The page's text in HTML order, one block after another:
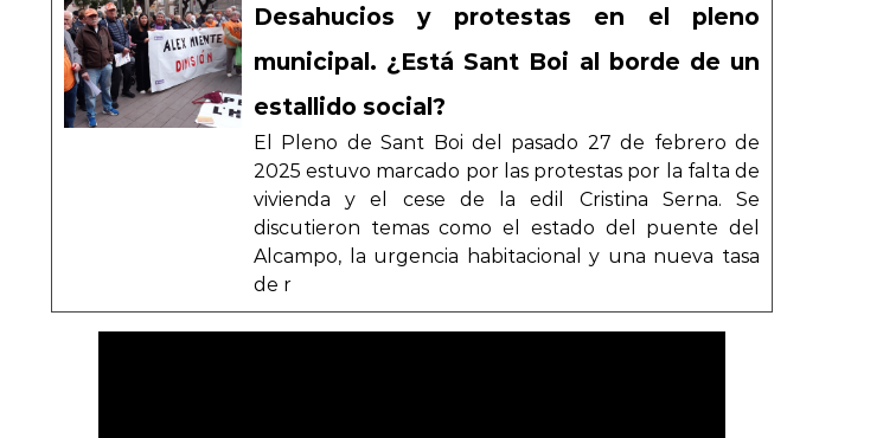
Desahucios y protestas en el pleno
municipal. ¿Está Sant Boi al borde de un
estallido social?
El Pleno de Sant Boi del pasado 27 de febrero de
2025 estuvo marcado por las protestas por la falta de
vivienda y el cese de la edil Cristina Serna. Se
discutieron temas como el estado del puente del
Alcampo, la urgencia habitacional y una nueva tasa
de r